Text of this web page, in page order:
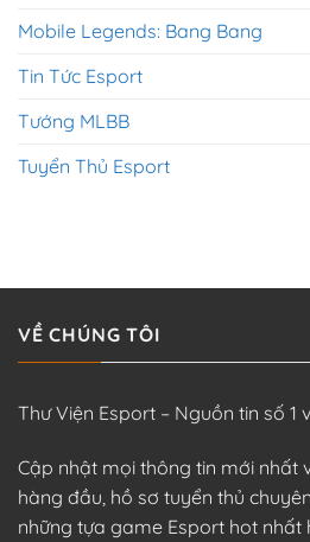
Mobile Legends: Bang Bang
Tin Tức Esport
Tướng MLBB
Tuyển Thủ Esport
VỀ CHÚNG TÔI
Thư Viện Esport – Nguồn tin số 1
Cập nhật mọi thông tin mới nhất
hàng đầu, hồ sơ tuyển thủ
những tựa game Esport hot nhất